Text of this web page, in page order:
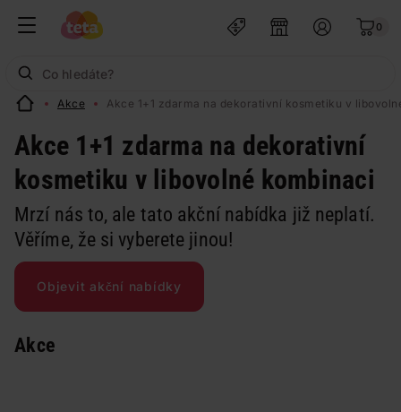
0
Akce Akce 1+1 zdarma na dekorativní kosmetiku v
Akce 1+1 zdarma na dekorativní
kosmetiku v libovolné kombinaci
Mrzí nás to, ale tato akční nabídka již neplatí.
Věříme, že si vyberete jinou!
Objevit akční nabídky
Akce